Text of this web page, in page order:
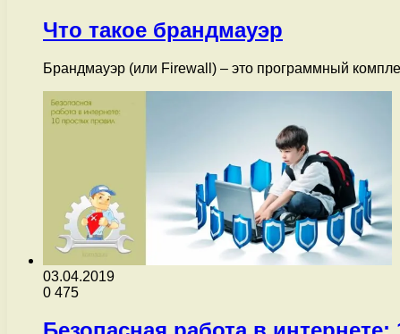
Что такое брандмауэр
Брандмауэр (или Firewall) – это программный
03.04.2019
0 475